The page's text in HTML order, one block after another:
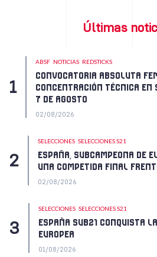
Últimas
ABSF NOTICIAS REDSTICKS
CONVOCATORIA ABSOLUTA
CONCENTRACIÓN TÉCNICA
7 DE AGOSTO
02/08/2026
SELECCIONES SELECCIONES S21
ESPAÑA, SUBCAMPEONA DE
UNA COMPETIDA FINAL
02/08/2026
SELECCIONES SELECCIONES S21
ESPAÑA SUB21 CONQUISTA
EUROPEA
01/08/2026